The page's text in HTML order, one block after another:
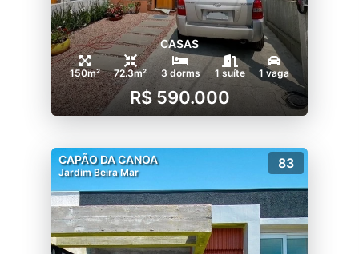
CASAS
150m² 72.3m² 3 dorms 1 suíte 1 vaga
R$ 590.000
CAPÃO DA CANOA
Jardim Beira Mar
83